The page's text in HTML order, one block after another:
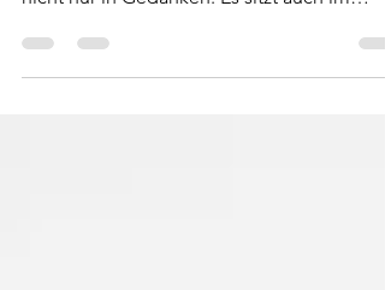
nicht nur in Gedanken. Es sitzt auch im
Nervensystem, im Körper und in